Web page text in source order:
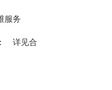
运维服务
详见合